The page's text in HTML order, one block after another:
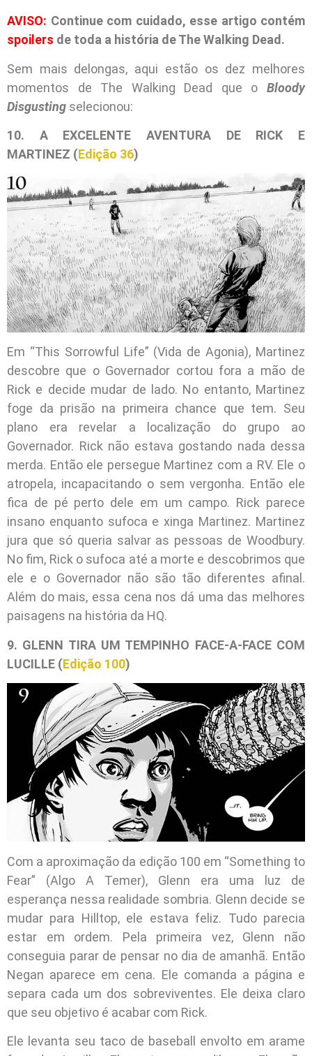
AVISO: Continue com cuidado, esse artigo contém
spoilers de toda a história de The Walking Dead.
Sem mais delongas, aqui estão os dez melhores
momentos de The Walking Dead que o Bloody
Disgusting selecionou:
10. A EXCELENTE AVENTURA DE RICK E
MARTINEZ (Edição 36)
Em “This Sorrowful Life” (Vida de Agonia), Martinez
descobre que o Governador cortou fora a mão de
Rick e decide mudar de lado. No entanto, Martinez
foge da prisão na primeira chance que tem. Seu
plano era revelar a localização do grupo ao
Governador. Rick não estava gostando nada dessa
merda. Então ele persegue Martinez com a RV. Ele o
atropela, incapacitando o sem vergonha. Então ele
fica de pé perto dele em um campo. Rick parece
insano enquanto sufoca e xinga Martinez. Martinez
jura que só queria salvar as pessoas de Woodbury.
No fim, Rick o sufoca até a morte e descobrimos que
ele e o Governador não são tão diferentes afinal.
Além do mais, essa cena nos dá uma das melhores
paisagens na história da HQ.
9. GLENN TIRA UM TEMPINHO FACE-A-FACE COM
LUCILLE (Edição 100)
Com a aproximação da edição 100 em “Something to
Fear” (Algo A Temer), Glenn era uma luz de
esperança nessa realidade sombria. Glenn decide se
mudar para Hilltop, ele estava feliz. Tudo parecia
estar em ordem. Pela primeira vez, Glenn não
conseguia parar de pensar no dia de amanhã. Então
Negan aparece em cena. Ele comanda a página e
separa cada um dos sobreviventes. Ele deixa claro
que seu objetivo é acabar com Rick.
Ele levanta seu taco de baseball envolto em arame